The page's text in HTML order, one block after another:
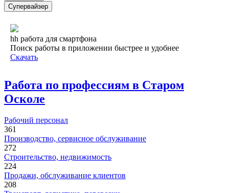
Супервайзер
hh работа для смартфона
Поиск работы в приложении быстрее и удобнее
Скачать
Работа по профессиям в Старом
Осколе
Рабочий персонал
361
Производство, сервисное обслуживание
272
Строительство, недвижимость
224
Продажи, обслуживание клиентов
208